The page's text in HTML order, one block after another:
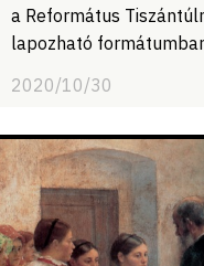
a Református
lapozható
2020/10/30